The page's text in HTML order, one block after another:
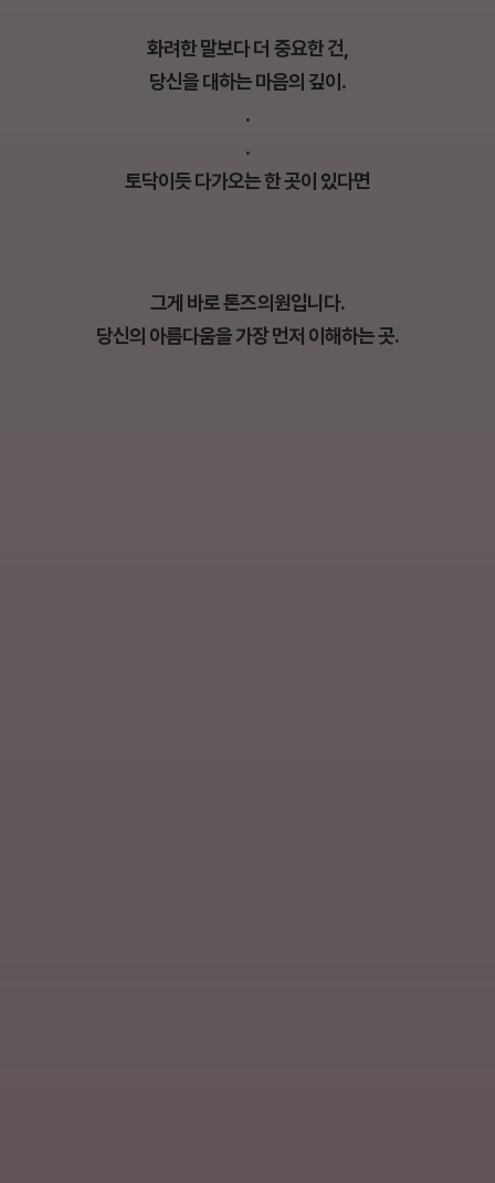
화려한 말보다 더 중요한 건,
당신을 대하는 마음의 깊이.
.
.
토닥이듯 다가오는 한 곳이 있다면
그게 바로 톤즈의원입니다.
당신의 아름다움을 가장 먼저 이해하는 곳.